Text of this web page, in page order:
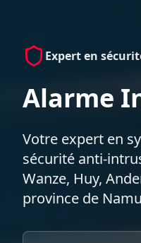
Expert en
Alarme
Votre expert en
sécurité anti-
Wanze, Huy,
province de